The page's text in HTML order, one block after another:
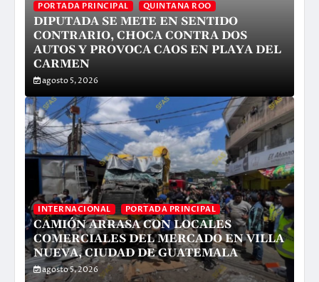
PORTADA PRINCIPAL QUINTANA ROO
DIPUTADA SE METE EN SENTIDO
CONTRARIO, CHOCA CONTRA DOS
AUTOS Y PROVOCA CAOS EN PLAYA DEL
CARMEN
agosto 5, 2026
INTERNACIONAL PORTADA PRINCIPAL
CAMIÓN ARRASA CON LOCALES
COMERCIALES DEL MERCADO EN VILLA
NUEVA, CIUDAD DE GUATEMALA
agosto 5, 2026